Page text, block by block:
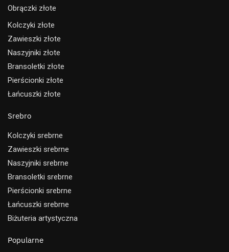
Obrączki złote
Kolczyki złote
Zawieszki złote
Naszyjniki złote
Bransoletki złote
Pierścionki złote
Łańcuszki złote
Srebro
Kolczyki srebrne
Zawieszki srebrne
Naszyjniki srebrne
Bransoletki srebrne
Pierścionki srebrne
Łańcuszki srebrne
Biżuteria artystyczna
Popularne